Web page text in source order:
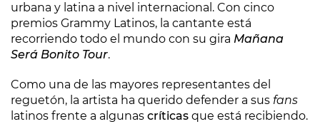
urbana y latina a nivel internacional. Con cinco
premios Grammy Latinos, la cantante está
recorriendo todo el mundo con su gira Mañana
Será Bonito Tour.
Como una de las mayores representantes del
reguetón, la artista ha querido defender a sus fans
latinos frente a algunas críticas que está recibiendo.